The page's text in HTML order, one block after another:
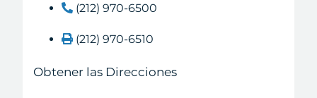
(212) 970-6500
(212) 970-6510
Obtener las Direcciones